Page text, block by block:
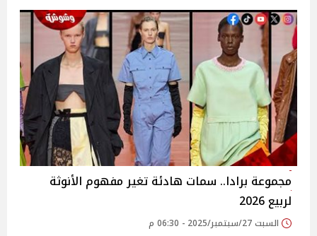
مجموعة برادا.. سمات هادئة تغير مفهوم الأنوثة
لربيع 2026
السبت 27/سبتمبر/2025 - 06:30 م